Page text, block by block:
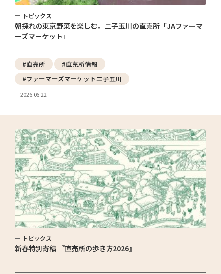
トピックス
朝採れの東京野菜を楽しむ。二子玉川の直売所「JAファーマ
ーズマーケット」
#直売所
#直売所情報
#ファーマーズマーケット二子玉川
2026.06.22
トピックス
新春特別寄稿 『直売所の歩き方2026』